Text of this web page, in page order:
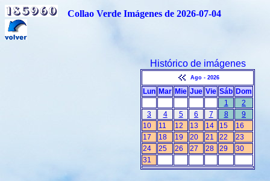
Collao Verde Imágenes de 2026-07-04
Histórico de imágenes
Ago - 2026
Lun Mar Mie Jue Vie Sáb Dom
1
2
3
4 5 6 7 8
9
10
11 12 13 14 15
16
17
18 19 20 21 22
23
24
25 26 27 28 29
30
31